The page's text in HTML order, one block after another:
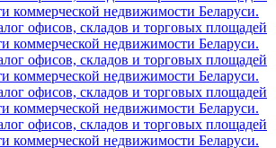
коммерческой недвижимости Беларуси.
офисов, складов и торговых площадей
коммерческой недвижимости Беларуси.
офисов, складов и торговых площадей
коммерческой недвижимости Беларуси.
офисов, складов и торговых площадей
коммерческой недвижимости Беларуси.
офисов, складов и торговых площадей
коммерческой недвижимости Беларуси.